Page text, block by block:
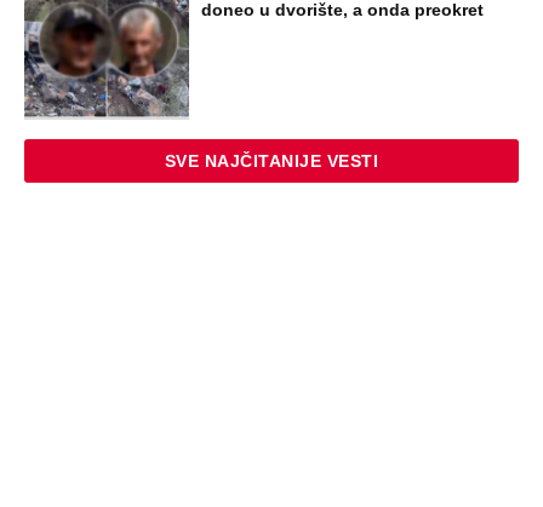
doneo u dvorište, a onda preokret
SVE NAJČITANIJE VESTI